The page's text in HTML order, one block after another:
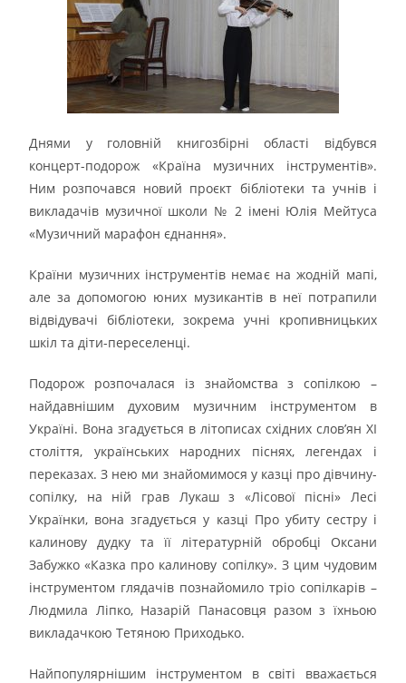
Днями у головній книгозбірні області відбувся
концерт-подорож «Країна музичних інструментів».
Ним розпочався новий проєкт бібліотеки та учнів і
викладачів музичної школи № 2 імені Юлія Мейтуса
«Музичний марафон єднання».
Країни музичних інструментів немає на жодній мапі,
але за допомогою юних музикантів в неї потрапили
відвідувачі бібліотеки, зокрема учні кропивницьких
шкіл та діти-переселенці.
Подорож розпочалася із знайомства з сопілкою –
найдавнішим духовим музичним інструментом в
Україні. Вона згадується в літописах східних слов’ян ХІ
століття, українських народних піснях, легендах і
переказах. З нею ми знайомимося у казці про дівчину-
сопілку, на ній грав Лукаш з «Лісової пісні» Лесі
Українки, вона згадується у казці Про убиту сестру і
калинову дудку та її літературній обробці Оксани
Забужко «Казка про калинову сопілку». З цим чудовим
інструментом глядачів познайомило тріо сопілкарів –
Людмила Ліпко, Назарій Панасовця разом з їхньою
викладачкою Тетяною Приходько.
Найпопулярнішим інструментом в світі вважається